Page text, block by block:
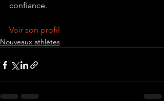
confiance.
Voir son profil
Nouveaux athlètes